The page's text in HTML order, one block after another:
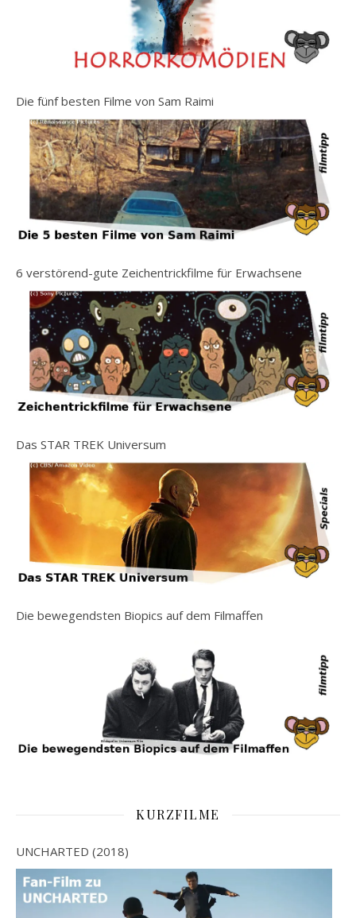
Die fünf besten Filme von Sam Raimi
6 verstörend-gute Zeichentrickfilme für Erwachsene
Das STAR TREK Universum
Die bewegendsten Biopics auf dem Filmaffen
KURZFILME
UNCHARTED (2018)